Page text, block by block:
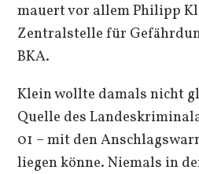
mauert vor allem Philipp
Zentralstelle für
BKA.
Klein wollte damals nicht
Quelle des
01 – mit den
liegen könne. Niemals in